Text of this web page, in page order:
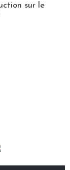
sur le